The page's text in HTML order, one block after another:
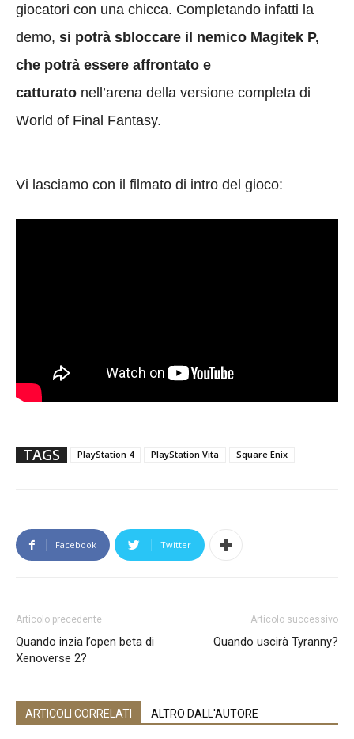
giocatori con una chicca. Completando infatti la
demo, si potrà sbloccare il nemico Magitek P,
che potrà essere affrontato e
catturato nell’arena della versione completa di
World of Final Fantasy.
Vi lasciamo con il filmato di intro del gioco:
TAGS PlayStation 4 PlayStation Vita Square Enix
Facebook Twitter
Articolo precedente
Quando inzia l’open beta di
Xenoverse 2?
Articolo successivo
Quando uscirà Tyranny?
ARTICOLI CORRELATI ALTRO DALL'AUTORE